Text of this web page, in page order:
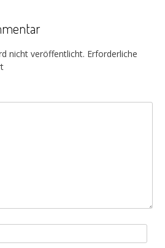
nicht veröffentlicht. Erforderliche